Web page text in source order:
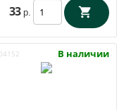
33 р.
В наличии